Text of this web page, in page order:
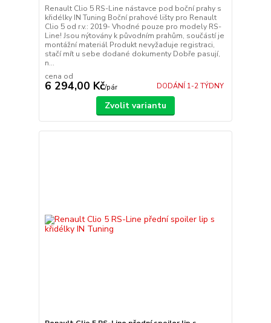
Renault Clio 5 RS-Line nástavce pod boční prahy s
křidélky IN Tuning Boční prahové lišty pro Renault
Clio 5 od r.v.: 2019- Vhodné pouze pro modely RS-
Line! Jsou nýtovány k původním prahům, součástí je
montážní materiál Produkt nevyžaduje registraci,
stačí mít u sebe dodané dokumenty Dobře pasují,
n...
cena od
6 294,00 Kč/pár DODÁNÍ 1-2 TÝDNY
Zvolit variantu